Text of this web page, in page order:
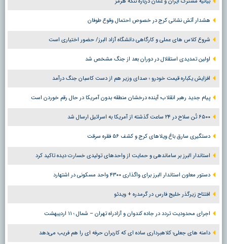
هشدار آتش نشانی کرج در خصوص احتمال وقوع طوفان
شروع کلاس های عملی و کارگاهی دانشگاه آزاد البرز/ حضور اختیاری است
اولین تمدیدی استقلال در دوران بعد از جنگ مشخص شد
افزایش یکباره قیمت خودرو ؛ صدای وزیر هم از دست کاسبان جنگ درآمد
پیام جدید رهبر انقلاب؛ آینده درخشان منطقه بدون آمریکا در حال رقم خوردن است
۶۵۰۰ تُن سلاح در ۲۴ ساعت گذشته از آمریکا به اسرائیل ارسال شد
دستگیری سارق باغ ویلاهای کرج و کشف ۵۶ فقره سرقت
استاندار البرز بر ساماندهی و حمایت از واحدهای تولیدی خسارت دیده تاکید کرد
دستور معاون استاندار البرز برای واگذاری ۴۳۰۰ واحد مسکونی در اشتهارد
افتتاح زیرگذر خلیج فارس در گرمدره + ویدئو
اجرای محدودیت تردد در جاده کندوان و آزادراه تهران – شمال ؛ ١١ اردیبهشت
دامنه های جعلی؛ کلاهبرداری ساده ای که کاربران حرفه ای را هم فریب می‌دهد